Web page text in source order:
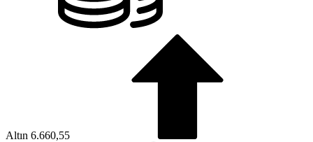
Altın 6.660,55